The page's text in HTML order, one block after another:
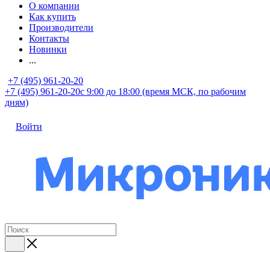
О компании
Как купить
Производители
Контакты
Новинки
...
+7 (495) 961-20-20
+7 (495) 961-20-20с 9:00 до 18:00 (время МСК, по рабочим
дням)
Войти